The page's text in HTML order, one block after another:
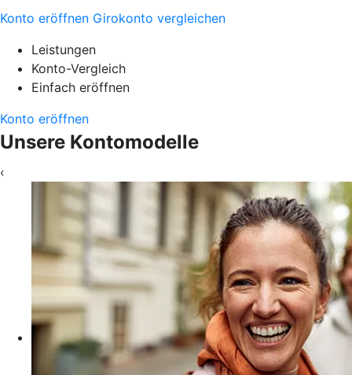
Konto eröffnen Girokonto vergleichen
Leistungen
Konto-Vergleich
Einfach eröffnen
Konto eröffnen
Unsere Kontomodelle
‹